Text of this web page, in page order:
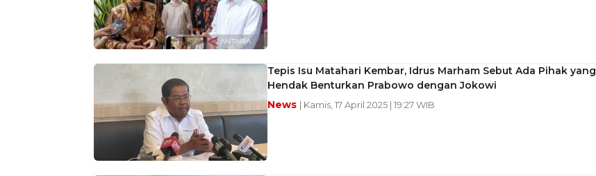
Tepis Isu Matahari Kembar, Idrus Marham Sebut Ada Pihak yang
Hendak Benturkan Prabowo dengan Jokowi
News | Kamis, 17 April 2025 | 19:27 WIB